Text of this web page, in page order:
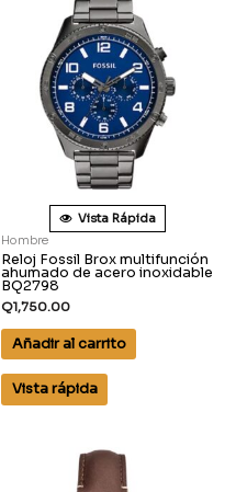
Vista Rápida
Hombre
Reloj Fossil Brox multifunción
ahumado de acero inoxidable
BQ2798
Q1,750.00
Añadir al carrito
Vista rápida